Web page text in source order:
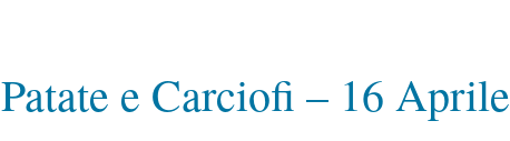
Patate e Carciofi – 16 Aprile